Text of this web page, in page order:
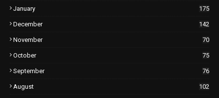
January 175
December 142
November 70
October 75
September 76
August 102